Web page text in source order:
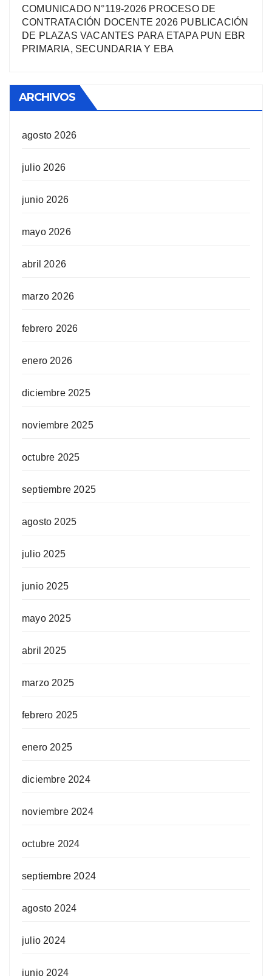
COMUNICADO N°119-2026 PROCESO DE
CONTRATACIÓN DOCENTE 2026 PUBLICACIÓN
DE PLAZAS VACANTES PARA ETAPA PUN EBR
PRIMARIA, SECUNDARIA Y EBA
ARCHIVOS
agosto 2026
julio 2026
junio 2026
mayo 2026
abril 2026
marzo 2026
febrero 2026
enero 2026
diciembre 2025
noviembre 2025
octubre 2025
septiembre 2025
agosto 2025
julio 2025
junio 2025
mayo 2025
abril 2025
marzo 2025
febrero 2025
enero 2025
diciembre 2024
noviembre 2024
octubre 2024
septiembre 2024
agosto 2024
julio 2024
junio 2024